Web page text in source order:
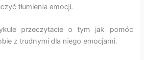
tłumienia emocji.
przeczytacie o tym jak pomóc
z trudnymi dla niego emocjami.